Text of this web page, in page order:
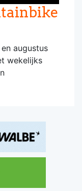
augustus
wekelijks